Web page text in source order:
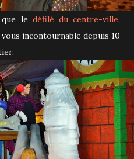
le défilé du centre-ville,
incontournable depuis 10